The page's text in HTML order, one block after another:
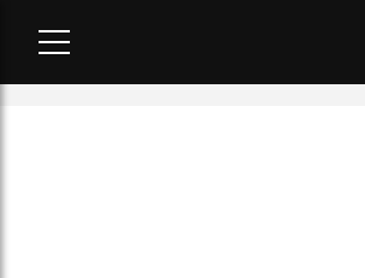
As unhas brancas e